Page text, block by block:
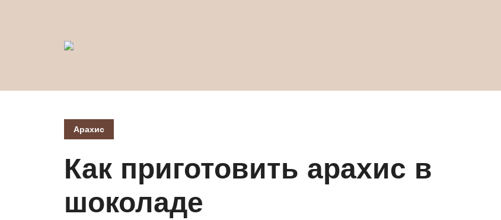
Арахис
Как приготовить арахис в
шоколаде